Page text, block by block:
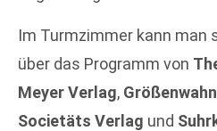
Im Turmzimmer kann man
über das Programm von
Meyer Verlag,
Societäts Verlag und